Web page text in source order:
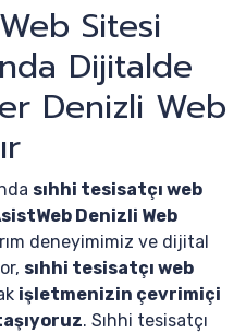
Sitesi
Dijitalde
Denizli Web
sıhhi tesisatçı web
Denizli Web
deneyimimiz ve dijital
sıhhi tesisatçı web
işletmenizin çevrimiçi
. Sıhhi tesisatçı